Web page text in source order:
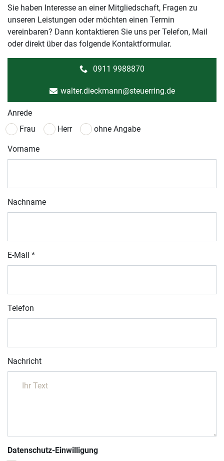
Sie haben Interesse an einer Mitgliedschaft, Fragen zu
unseren Leistungen oder möchten einen Termin
vereinbaren? Dann kontaktieren Sie uns per Telefon, Mail
oder direkt über das folgende Kontaktformular.
0911 9988870
walter.dieckmann@steuerring.de
Anrede
Frau
Herr ohne Angabe
Vorname
Nachname
E-Mail *
Telefon
Nachricht
Datenschutz-Einwilligung